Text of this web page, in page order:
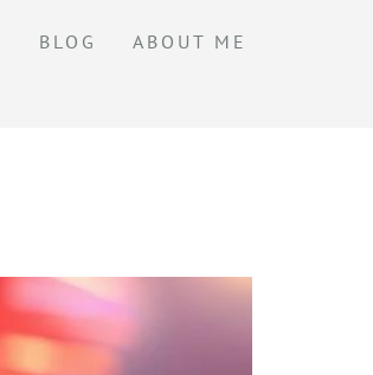
BLOG
ABOUT ME